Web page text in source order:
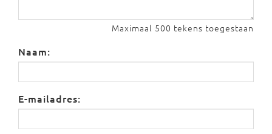
Maximaal 500 tekens toegestaan
Naam:
E-mailadres: